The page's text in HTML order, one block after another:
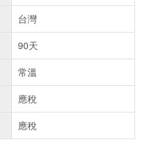
台灣
90天
常溫
應稅
應稅